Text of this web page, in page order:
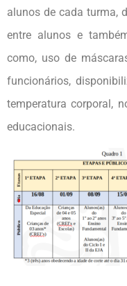
alunos de cada turma,
entre alunos e
como, uso de
funcionários,
temperatura corporal,
educacionais.